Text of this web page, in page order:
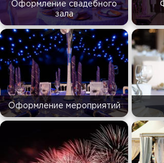
Оформление свадебного
зала
Оформление мероприятий